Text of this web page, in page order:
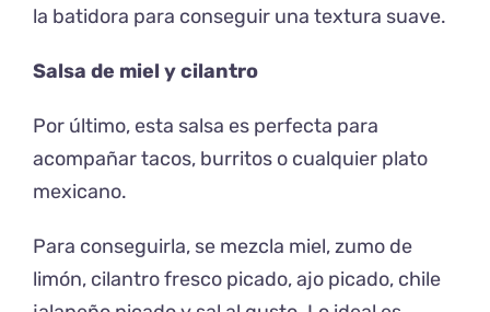
la batidora para conseguir una textura suave.
Salsa de miel y cilantro
Por último, esta salsa es perfecta para
acompañar tacos, burritos o cualquier plato
mexicano.
Para conseguirla, se mezcla miel, zumo de
limón, cilantro fresco picado, ajo picado, chile